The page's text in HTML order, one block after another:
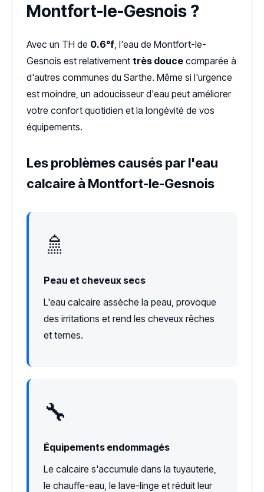
Montfort-le-Gesnois ?
Avec un TH de 0.6°f , l'eau de Montfort-le-
Gesnois est relativement très douce comparée à
d'autres communes du Sarthe. Même si l'urgence
est moindre, un adoucisseur d'eau peut améliorer
votre confort quotidien et la longévité de vos
équipements.
Les problèmes causés par l'eau
calcaire à Montfort-le-Gesnois
🚿
Peau et cheveux secs
L'eau calcaire assèche la peau, provoque
des irritations et rend les cheveux rêches
et ternes.
🔧
Équipements endommagés
Le calcaire s'accumule dans la tuyauterie,
le chauffe-eau, le lave-linge et réduit leur